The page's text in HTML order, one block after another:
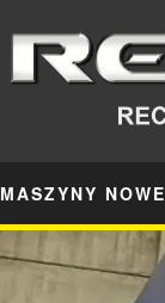
MASZYNY NOWE